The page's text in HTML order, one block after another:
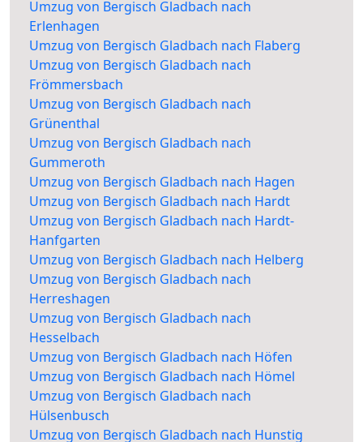
Umzug von Bergisch Gladbach nach
Erlenhagen
Umzug von Bergisch Gladbach nach Flaberg
Umzug von Bergisch Gladbach nach
Frömmersbach
Umzug von Bergisch Gladbach nach
Grünenthal
Umzug von Bergisch Gladbach nach
Gummeroth
Umzug von Bergisch Gladbach nach Hagen
Umzug von Bergisch Gladbach nach Hardt
Umzug von Bergisch Gladbach nach Hardt-
Hanfgarten
Umzug von Bergisch Gladbach nach Helberg
Umzug von Bergisch Gladbach nach
Herreshagen
Umzug von Bergisch Gladbach nach
Hesselbach
Umzug von Bergisch Gladbach nach Höfen
Umzug von Bergisch Gladbach nach Hömel
Umzug von Bergisch Gladbach nach
Hülsenbusch
Umzug von Bergisch Gladbach nach Hunstig